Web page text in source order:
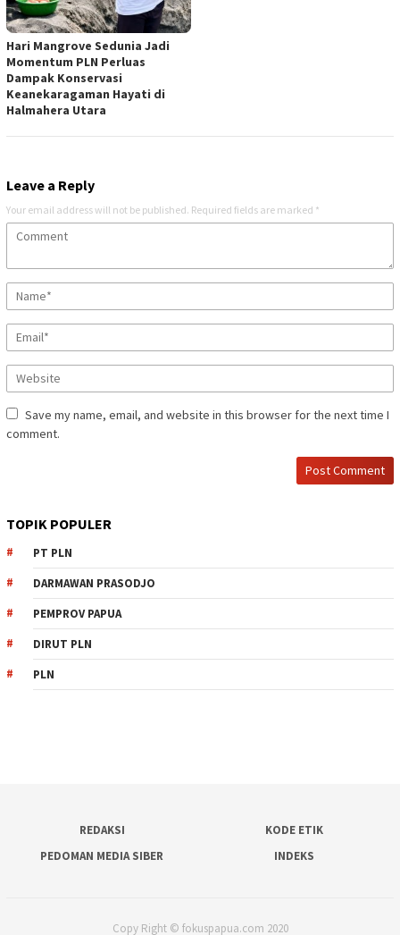
Hari Mangrove Sedunia Jadi
Momentum PLN Perluas
Dampak Konservasi
Keanekaragaman Hayati di
Halmahera Utara
Leave a Reply
Your email address will not be published. Required fields are marked *
Save my name, email, and website in this browser for the next time I
comment.
TOPIK POPULER
PT PLN
DARMAWAN PRASODJO
PEMPROV PAPUA
DIRUT PLN
PLN
REDAKSI
KODE ETIK
PEDOMAN MEDIA SIBER
INDEKS
Copy Right © fokuspapua.com 2020